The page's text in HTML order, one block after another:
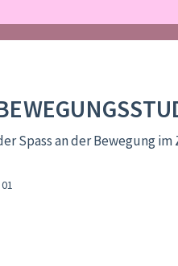
Spass an der Bewegung